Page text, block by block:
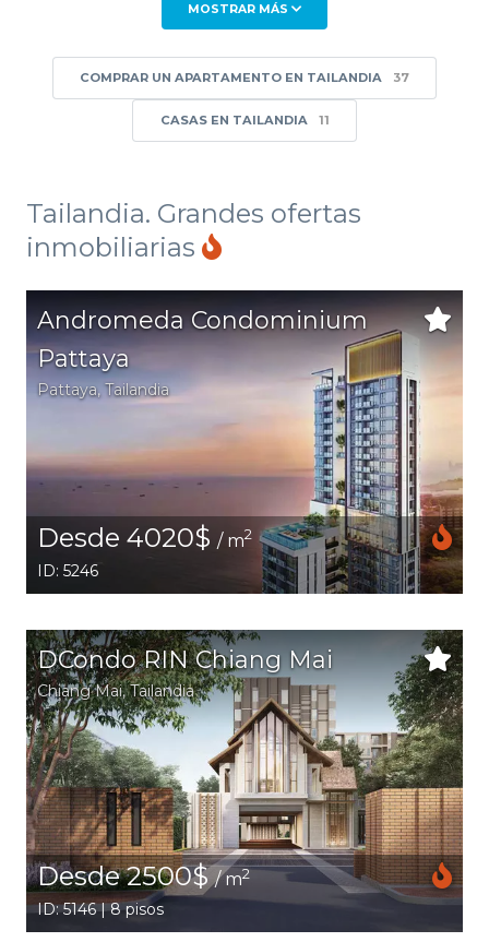
MOSTRAR MÁS
COMPRAR UN APARTAMENTO EN TAILANDIA 37
CASAS EN TAILANDIA 11
Tailandia. Grandes ofertas
inmobiliarias
Andromeda Condominium
Pattaya
Pattaya,Tailandia
Desde 4020$ / m2
ID: 5246
DCondo RIN Chiang Mai
Chiang Mai,Tailandia
Desde 2500$/ m2
ID: 5146 | 8 pisos